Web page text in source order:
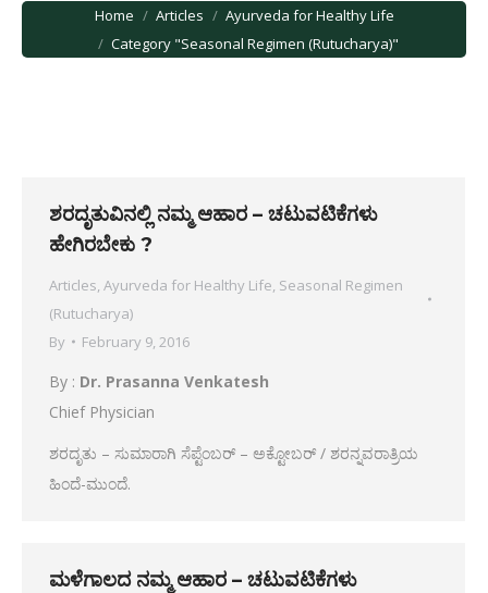
You are here:Home Articles
Ayurveda for Healthy Life
Category "Seasonal Regimen (Rutucharya)"
ಶರದೃತುವಿನಲ್ಲಿ ನಮ್ಮ ಆಹಾರ – ಚಟುವಟಿಕೆಗಳು
ಹೇಗಿರಬೇಕು ?
Articles, Ayurveda for Healthy Life, Seasonal Regimen
(Rutucharya)
By
February 9, 2016
By : Dr. Prasanna Venkatesh
Chief Physician
ಶರದೃತು – ಸುಮಾರಾಗಿ ಸೆಪ್ಟೆಂಬರ್ – ಅಕ್ಟೋಬರ್ / ಶರನ್ನವರಾತ್ರಿಯ
ಹಿಂದೆ-ಮುಂದೆ.
ಮಳೆಗಾಲದ ನಮ್ಮ ಆಹಾರ – ಚಟುವಟಿಕೆಗಳು